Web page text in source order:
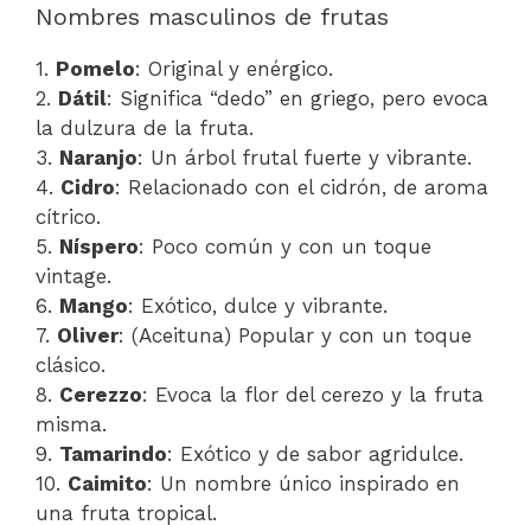
Nombres masculinos de frutas
1. Pomelo: Original y enérgico.
2. Dátil: Significa “dedo” en griego, pero evoca
la dulzura de la fruta.
3. Naranjo: Un árbol frutal fuerte y vibrante.
4. Cidro: Relacionado con el cidrón, de aroma
cítrico.
5. Níspero: Poco común y con un toque
vintage.
6. Mango: Exótico, dulce y vibrante.
7. Oliver: (Aceituna) Popular y con un toque
clásico.
8. Cerezzo: Evoca la flor del cerezo y la fruta
misma.
9. Tamarindo: Exótico y de sabor agridulce.
10. Caimito: Un nombre único inspirado en
una fruta tropical.